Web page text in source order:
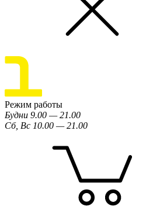
Режим работы
Будни 9.00 — 21.00
Сб, Вс 10.00 — 21.00